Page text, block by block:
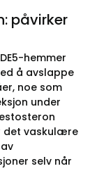
påvirker
hemmer
å avslappe
noe som
under
det vaskulære
selv når